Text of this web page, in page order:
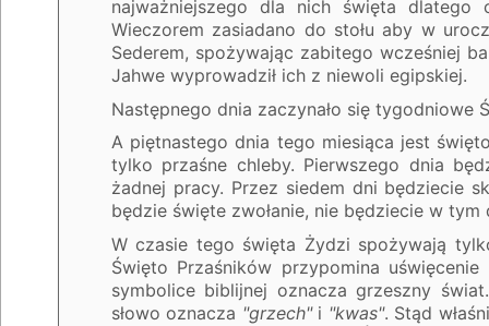
najważniejszego dla nich święta
Wieczorem zasiadano do stołu aby w
Sederem, spożywając zabitego wcześniej
Jahwe wyprowadził ich z niewoli egipskiej.
Następnego dnia zaczynało się tygodniowe
A piętnastego dnia tego miesiąca jest
tylko przaśne chleby. Pierwszego dnia
żadnej pracy. Przez siedem dni będziecie
będzie święte zwołanie, nie będziecie w
W czasie tego święta Żydzi spożywają
Święto Przaśników przypomina
symbolice biblijnej oznacza grzeszny
słowo oznacza "grzech"i "kwas". Stąd